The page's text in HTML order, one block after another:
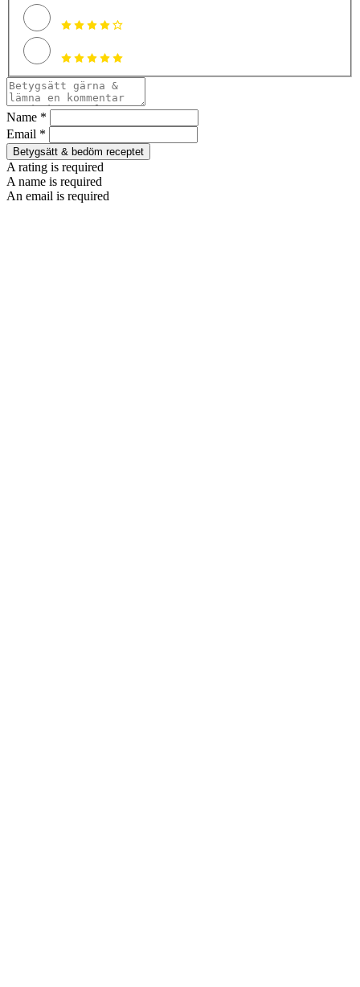
Name *
Email *
Betygsätt & bedöm receptet
A rating is required
A name is required
An email is required